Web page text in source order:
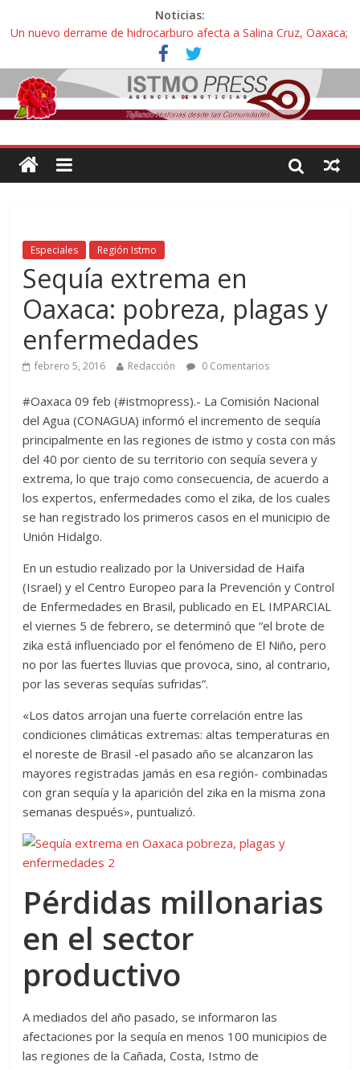
Noticias:
Pescadores y comuneros ikoots detienen la extracción ilegal de
material pétreo de gravera Oyamel
Un nuevo derrame de hidrocarburo afecta a Salina Cruz, Oaxaca;
ahora pescadores de Salinas del Marqués denuncian daños de
Pemex
Ángel, el joven autista expulsado por la Universidad Bienestar de
Ixtepec, Oaxaca vuelve a las aulas tras amparo
la SEGOB y exigen detener a los autores materiales e
intelectuales de su asesinato
Especiales Región Istmo
Sequía extrema en
Oaxaca: pobreza, plagas y
enfermedades
febrero 5, 2016 Redacción 0 Comentarios
#Oaxaca 09 feb (#istmopress).- La Comisión Nacional
del Agua (CONAGUA) informó el incremento de sequía
principalmente en las regiones de istmo y costa con más
del 40 por ciento de su territorio con sequía severa y
extrema, lo que trajo como consecuencia, de acuerdo a
los expertos, enfermedades como el zika, de los cuales
se han registrado los primeros casos en el municipio de
Unión Hidalgo.
En un estudio realizado por la Universidad de Haifa
(Israel) y el Centro Europeo para la Prevención y Control
de Enfermedades en Brasil, publicado en EL IMPARCIAL
el viernes 5 de febrero, se determinó que “el brote de
zika está influenciado por el fenómeno de El Niño, pero
no por las fuertes lluvias que provoca, sino, al contrario,
por las severas sequías sufridas”.
«Los datos arrojan una fuerte correlación entre las
condiciones climáticas extremas: altas temperaturas en
el noreste de Brasil -el pasado año se alcanzaron las
mayores registradas jamás en esa región- combinadas
con gran sequía y la aparición del zika en la misma zona
semanas después», puntualizó.
Pérdidas millonarias
en el sector
productivo
A mediados del año pasado, se informaron las
afectaciones por la sequía en menos 100 municipios de
las regiones de la Cañada, Costa, Istmo de